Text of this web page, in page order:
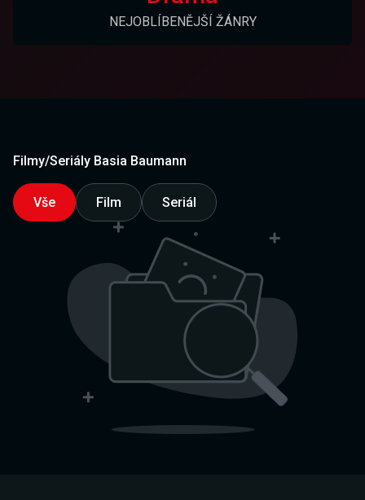
NEJOBLÍBENĚJŠÍ ŽÁNRY
Filmy/Seriály Basia Baumann
Vše Film Seriál